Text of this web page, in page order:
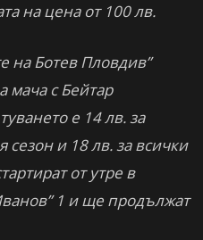
на цена от 100 лв.
на Ботев Пловдив”
мача с Бейтар
е 14 лв. за
и 18 лв. за всички
от утре в
1 и ще продължат